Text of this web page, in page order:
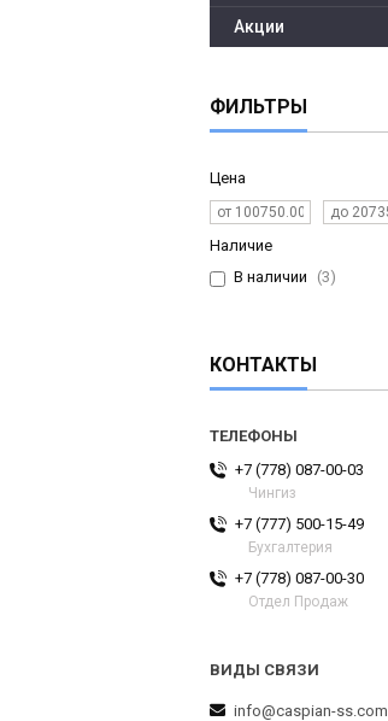
Акции
ФИЛЬТРЫ
Цена
Наличие
В наличии
3
КОНТАКТЫ
+7 (778) 087-00-03
Чингиз
+7 (777) 500-15-49
Бухгалтерия
+7 (778) 087-00-30
Отдел Продаж
info@caspian-ss.com